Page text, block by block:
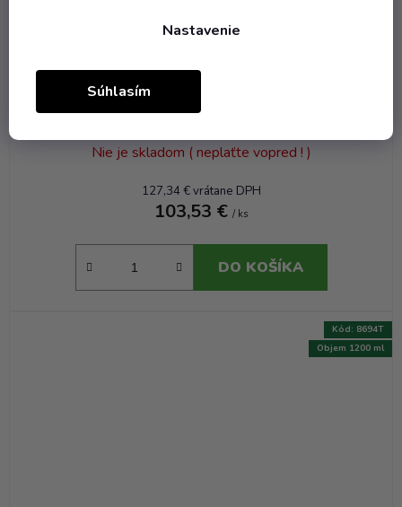
Nastavenie
Súhlasím
Nie je skladom ( neplaťte vopred ! )
127,34 € vrátane DPH
103,53 € / ks
DO KOŠÍKA
Objem 1200 ml
Kód: 8694T